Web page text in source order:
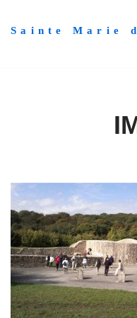
Aller
Sainte Marie